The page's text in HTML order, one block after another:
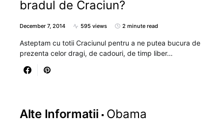
bradul de Craciun?
December 7, 2014 595 views 2 minute read
Asteptam cu totii Craciunul pentru a ne putea bucura de
prezenta celor dragi, de cadouri, de timp liber…
Alte Informatii
Obama